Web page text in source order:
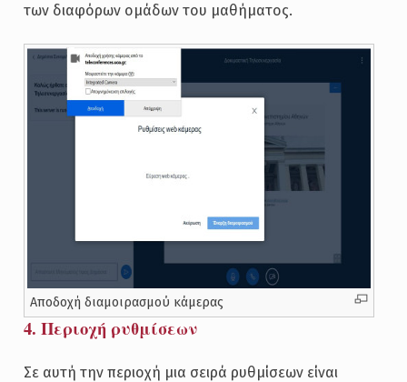
των διαφόρων ομάδων του μαθήματος.
Αποδοχή διαμοιρασμού κάμερας
4. Περιοχή ρυθμίσεων
Σε αυτή την περιοχή μια σειρά ρυθμίσεων είναι